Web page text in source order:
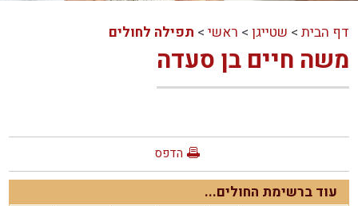
דף הבית > שטייגן > ראשי > תפילה לחולים
משה חיים בן סעדה
הדפס
עוד ברשימת החולים...